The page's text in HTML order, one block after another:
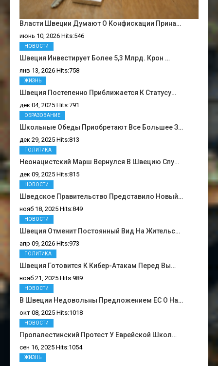
Власти Швеции Думают О Конфискации Прина…
июнь 10, 2026 Hits:546
Швеция Инвестирует Более 5,3 Млрд. Крон …
янв 13, 2026 Hits:758
НОВОСТИ
Швеция Постепенно Приближается К Статусу…
дек 04, 2025 Hits:791
ЖИЗНЬ
Школьные Обеды Приобретают Все Большее З…
дек 29, 2025 Hits:813
ОБРАЗОВАНИЕ
Неонацистский Марш Вернулся В Швецию Спу…
дек 09, 2025 Hits:815
ПОЛИТИКА
Шведское Правительство Представило Новый…
нояб 18, 2025 Hits:849
НОВОСТИ
Швеция Отменит Постоянный Вид На Жительс…
апр 09, 2026 Hits:973
НОВОСТИ
Швеция Готовится К Кибер-Атакам Перед Вы…
нояб 21, 2025 Hits:989
ПОЛИТИКА
В Швеции Недовольны Предложением ЕС О На…
окт 08, 2025 Hits:1018
НОВОСТИ
Пропалестинский Протест У Еврейской Школ…
сен 16, 2025 Hits:1054
НОВОСТИ
ЖИЗНЬ